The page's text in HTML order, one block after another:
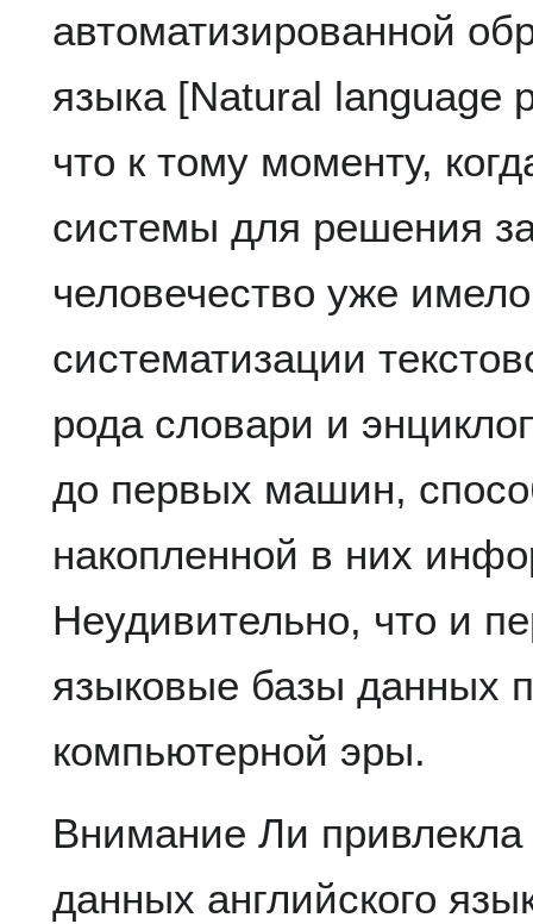
автоматизированной
языка [Natural language
что к тому моменту,
системы для решения
человечество уже
систематизации
рода словари и
до первых машин,
накопленной в них
Неудивительно, что и
языковые базы данных
компьютерной эры.
Внимание Ли привлекла
данных английского